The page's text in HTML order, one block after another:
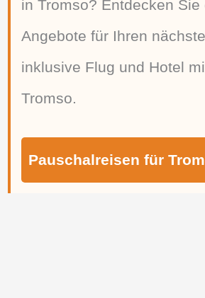
in Tromso? Entdecken Sie
Angebote für Ihren
inklusive Flug und Hotel
Tromso.
Pauschalreisen für